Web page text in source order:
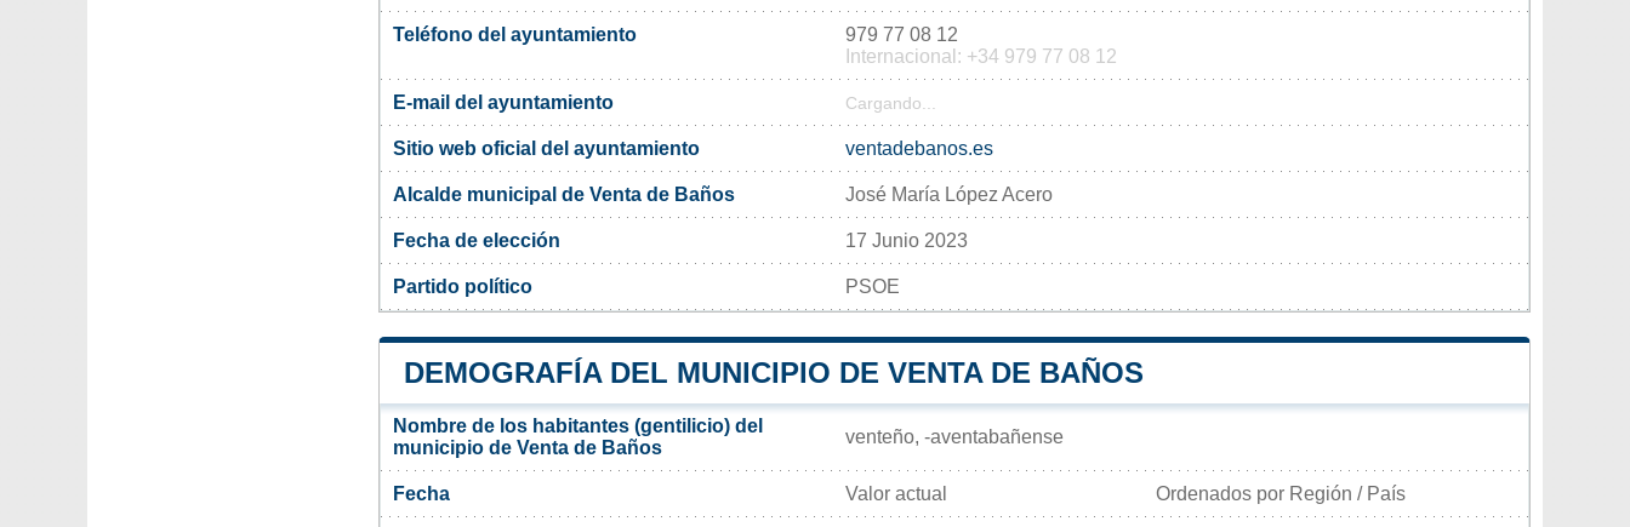
Teléfono del ayuntamiento
979 77 08 12
Internacional: +34 979 77 08 12
E-mail del ayuntamiento Cargando...
Sitio web oficial del ayuntamiento ventadebanos.es
Alcalde municipal de Venta de Baños José María López Acero
Fecha de elección 17 Junio 2023
Partido político PSOE
DEMOGRAFÍA DEL MUNICIPIO DE VENTA DE BAÑOS
Nombre de los habitantes (gentilicio) del
municipio de Venta de Baños
venteño, -aventabañense
Fecha Valor actual Ordenados por Región / País